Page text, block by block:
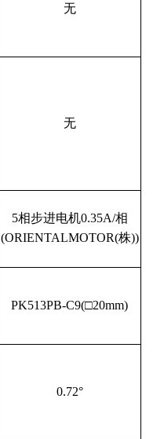
无
无
5相步进电机0.35A/相
(ORIENTALMOTOR(株))
PK513PB-C9(□20mm)
0.72°